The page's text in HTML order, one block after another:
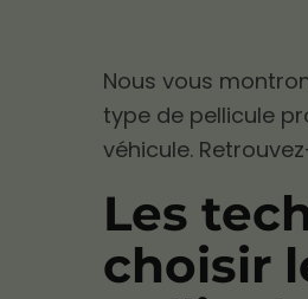
Nous vous
type de pellicule
véhicule.
Les
choisir